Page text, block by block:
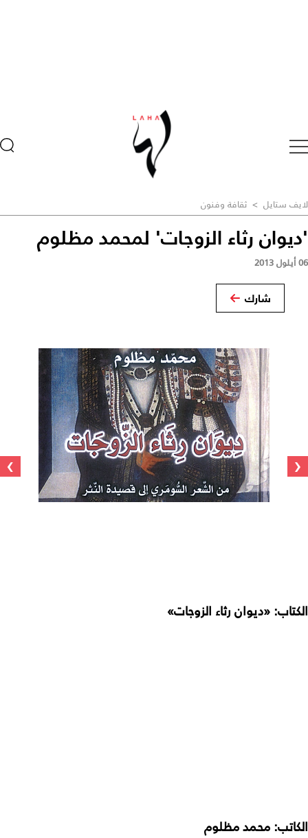
لايف ستايل > ثقافة وفنون
'ديوان رثاء الزوجات' لمحمد مظلوم
06 أيلول 2013
شارك
‹
›
الكتاب: «ديوان رثاء الزوجات»
الكاتب: محمد مظلوم